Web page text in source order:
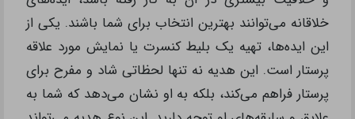
خلاقانه می‌توانند بهترین انتخاب برای شما باشند. یکی از
این ایده‌ها، تهیه یک بلیط کنسرت یا نمایش مورد علاقه
پرستار است. این هدیه نه تنها لحظاتی شاد و مفرح برای
پرستار فراهم می‌کند، بلکه به او نشان می‌دهد که شما به